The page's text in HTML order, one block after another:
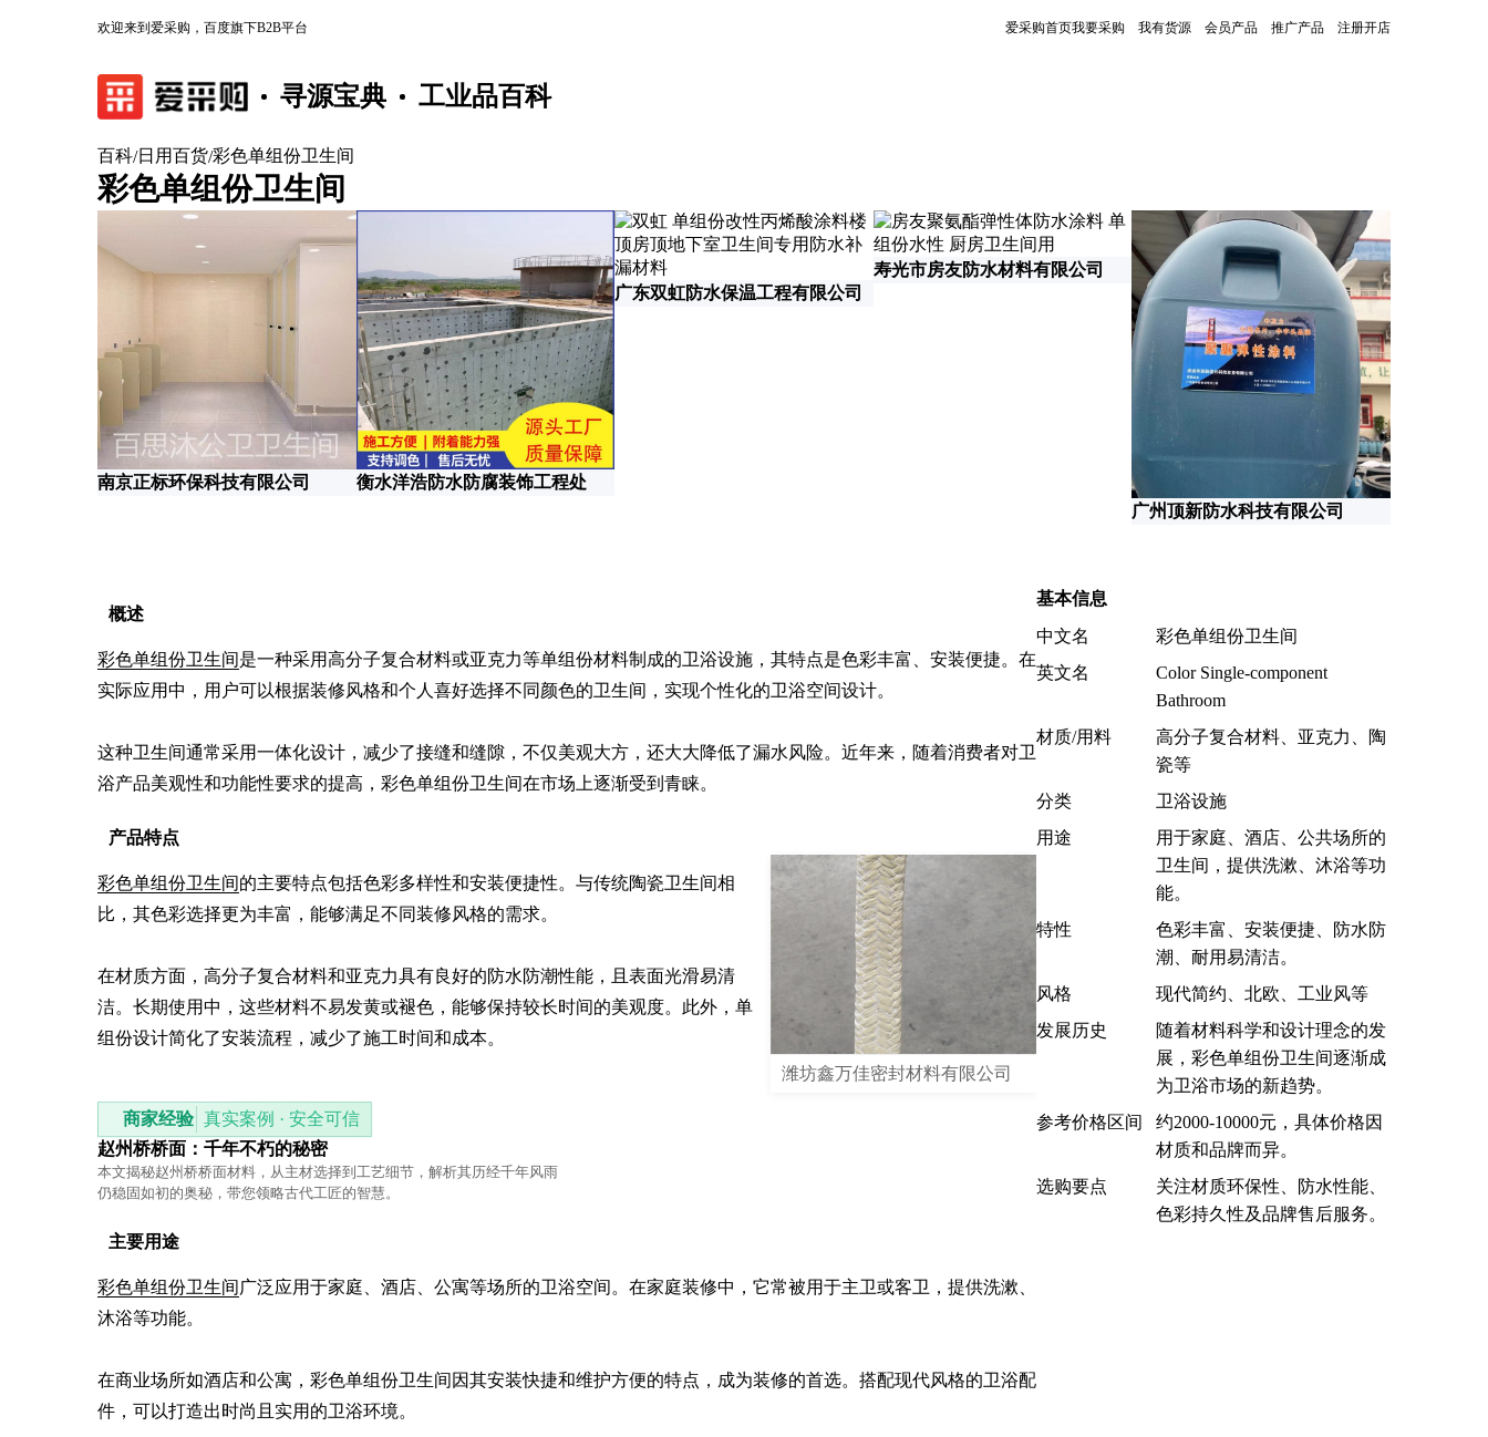
欢迎来到爱采购，百度旗下B2B平台 爱采购首页我要采购 我有货源 会员产品 推广产品 注册开店
寻源宝典 工业品百科
百科/日用百货/彩色单组份卫生间
彩色单组份卫生间
更新时间：2026-06-26
南京正标环保科技有限公司 衡水洋浩防水防腐装饰工程处
广东双虹防水保温工程有限公司
寿光市房友防水材料有限公司
广州顶新防水科技有限公司
概述
彩色单组份卫生间是一种采用高分子复合材料或亚克力等单组份材料制成的卫浴设施，其特点是色彩丰富、安装便捷。在
实际应用中，用户可以根据装修风格和个人喜好选择不同颜色的卫生间，实现个性化的卫浴空间设计。
这种卫生间通常采用一体化设计，减少了接缝和缝隙，不仅美观大方，还大大降低了漏水风险。近年来，随着消费者对卫
浴产品美观性和功能性要求的提高，彩色单组份卫生间在市场上逐渐受到青睐。
产品特点
潍坊鑫万佳密封材料有限公司
彩色单组份卫生间的主要特点包括色彩多样性和安装便捷性。与传统陶瓷卫生间相
比，其色彩选择更为丰富，能够满足不同装修风格的需求。
在材质方面，高分子复合材料和亚克力具有良好的防水防潮性能，且表面光滑易清
洁。长期使用中，这些材料不易发黄或褪色，能够保持较长时间的美观度。此外，单
组份设计简化了安装流程，减少了施工时间和成本。
商家经验 真实案例 · 安全可信
赵州桥桥面：千年不朽的秘密
本文揭秘赵州桥桥面材料，从主材选择到工艺细节，解析其历经千年风雨
仍稳固如初的奥秘，带您领略古代工匠的智慧。
主要用途
彩色单组份卫生间广泛应用于家庭、酒店、公寓等场所的卫浴空间。在家庭装修中，它常被用于主卫或客卫，提供洗漱、
沐浴等功能。
在商业场所如酒店和公寓，彩色单组份卫生间因其安装快捷和维护方便的特点，成为装修的首选。搭配现代风格的卫浴配
件，可以打造出时尚且实用的卫浴环境。
基本信息
中文名
彩色单组份卫生间
英文名
Color Single-component
Bathroom
材质/用料
高分子复合材料、亚克力、陶
瓷等
分类
卫浴设施
用途
用于家庭、酒店、公共场所的
卫生间，提供洗漱、沐浴等功
能。
特性
色彩丰富、安装便捷、防水防
潮、耐用易清洁。
风格
现代简约、北欧、工业风等
发展历史
随着材料科学和设计理念的发
展，彩色单组份卫生间逐渐成
为卫浴市场的新趋势。
参考价格区间
约2000-10000元，具体价格因
材质和品牌而异。
选购要点
关注材质环保性、防水性能、
色彩持久性及品牌售后服务。